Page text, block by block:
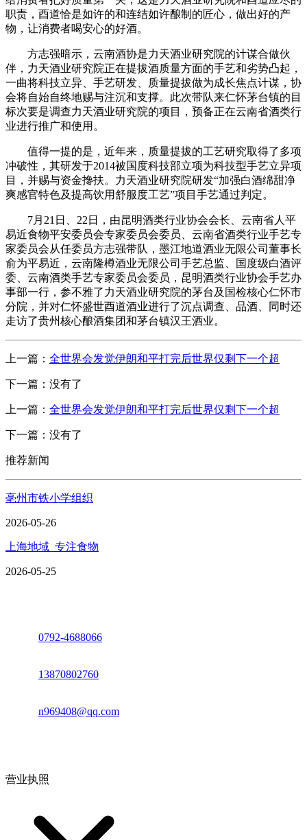
职责，酉道恰是如许的和连结如许酿制的匠心，做出好的产
物，让消费者喝安心的好酒。
方志强暗示，云南酒协是力天酒业研究院的计谋合做伙
伴，力天酒业研究院正在提拔酒质量方面的手艺和劣势凸起，
一曲将科技立异、手艺研发、质量提拔做为成长焦点计谋，协
会将自始自终地赐与注沉和支撑。此次带队来仁怀茅台镇的目
标次要是调查力天酒业研究院的项目，预备正在云南省酒类行
业进行推广和使用。
值得一提的是，近年来，质量提拔的工艺研究取得了多项
冲破性，其研发于2014被国度科技部立项为科技型手艺立异项
目，并赐与资金搀扶。力天酒业研究院研发“加强白酒绵甜净
爽感官特色及提高饮用舒服度工艺”项目手艺通过判定。
7月21日、22日，由昆明酒类行业协会会长、云南省人平
易近食物平安委员会专家委员会委员、云南省酒类行业手艺专
家委员会从任委员方志强带队，墨江地道酒业无限公司董事长
俞为平易近，云南隆樽酒业无限公司手艺总监、国度级白酒评
委、云南酒类手艺专家委员会委员，昆明酒类行业协会手艺办
事部一行，参不雅了力天酒业研究院的茅台及国检核心仁怀市
分院，并对仁怀盛世酉道酒业进行了沉点调查、品酒、同时还
走访了贵州核心酿酒集团和茅台镇汉王酒业。
上一篇： 全世界会发觉伊朗和平打完后世界仅剩下一个超
下一篇：没有了
上一篇： 全世界会发觉伊朗和平打完后世界仅剩下一个超
下一篇：没有了
推荐新闻
亳州市铁小学组织
2026-05-26
上海地域_专注食物
2026-05-25
0792-4688066
13870802760
n969408@qq.com
营业执照